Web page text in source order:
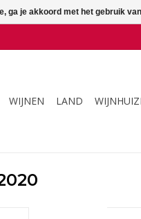
WIJNEN LAND
ga je akkoord met het gebruik